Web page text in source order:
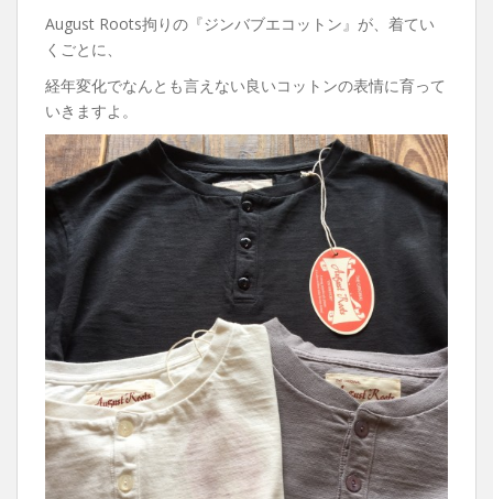
August Roots拘りの『ジンバブエコットン』が、着てい
くごとに、
経年変化でなんとも言えない良いコットンの表情に育って
いきますよ。